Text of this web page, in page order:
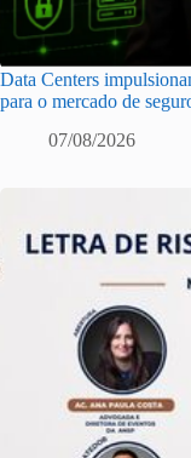
Data Centers
para o mercado de
07/08/2026